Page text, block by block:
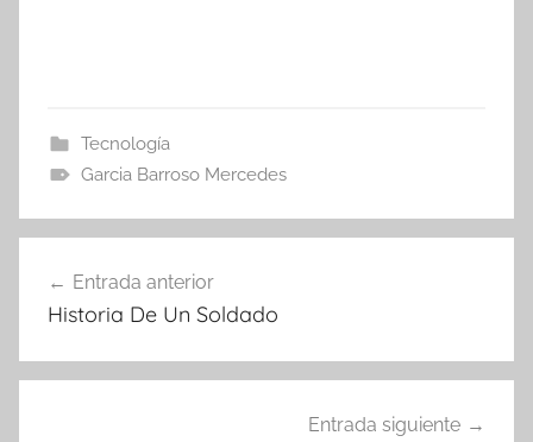
Tecnología
Garcia Barroso Mercedes
de
Entrada anterior
Historia De Un Soldado
Entrada siguiente